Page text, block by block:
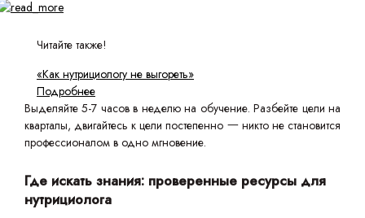
Читайте также!
«Как нутрициологу не выгореть»
Подробнее
Выделяйте 5-7 часов в неделю на обучение. Разбейте цели на
кварталы, двигайтесь к цели постепенно 一 никто не становится
профессионалом в одно мгновение.
Где искать знания: проверенные ресурсы для
нутрициолога